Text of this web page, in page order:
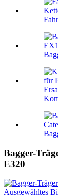
Bagger-
E320